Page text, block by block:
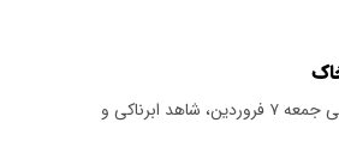
مدیرکل هواشناسی گیلان از صدور هشدار سطح زرد خبر داد و گفت: طی جمعه ۷ فروردین، شاهد ابرناکی و